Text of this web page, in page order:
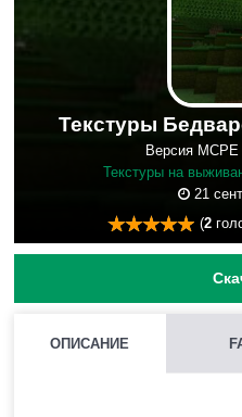
Текстуры
Версия
Текстуры на
21
(2
ОПИСАНИЕ